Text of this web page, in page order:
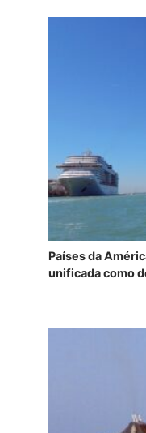
Países da
unificada como